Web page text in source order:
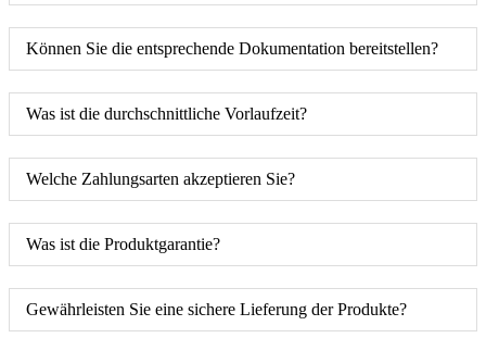
Können Sie die entsprechende Dokumentation bereitstellen?
Was ist die durchschnittliche Vorlaufzeit?
Welche Zahlungsarten akzeptieren Sie?
Was ist die Produktgarantie?
Gewährleisten Sie eine sichere Lieferung der Produkte?